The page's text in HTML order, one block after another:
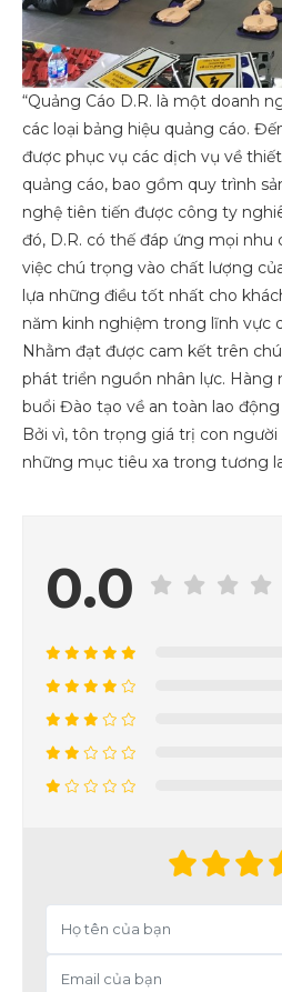
“Quảng Cáo D.R. là một doanh
các loại bảng hiệu quảng cáo.
được phục vụ các dịch vụ về
quảng cáo, bao gồm quy trình
nghệ tiên tiến được công ty
đó, D.R. có thế đáp ứng mọi nhu
việc chú trọng vào chất lượng
lựa những điều tốt nhất cho
năm kinh nghiệm trong lĩnh vực
Nhằm đạt được cam kết trên
phát triển nguồn nhân lực. Hàng
buổi Đào tạo về an toàn lao
Bởi vì, tôn trọng giá trị con
những mục tiêu xa trong tương
0.0